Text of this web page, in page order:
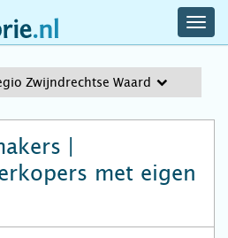
Zwijndrechtse Waard
|
met eigen